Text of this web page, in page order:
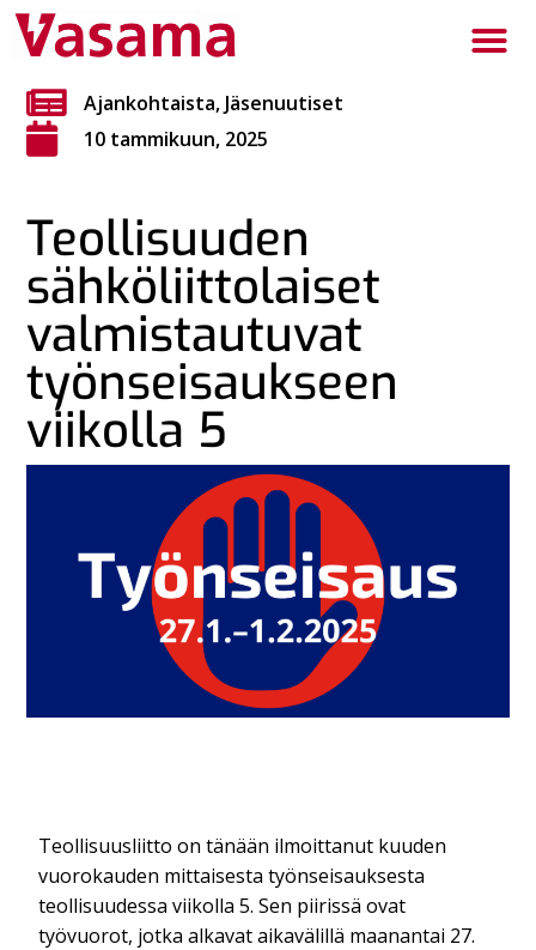
Ajankohtaista, Jäsenuutiset
10 tammikuun, 2025
Teollisuuden
sähköliittolaiset
valmistautuvat
työnseisaukseen
viikolla 5
Teollisuusliitto on tänään ilmoittanut kuuden
vuorokauden mittaisesta työnseisauksesta
teollisuudessa viikolla 5. Sen piirissä ovat
työvuorot, jotka alkavat aikavälillä maanantai 27.